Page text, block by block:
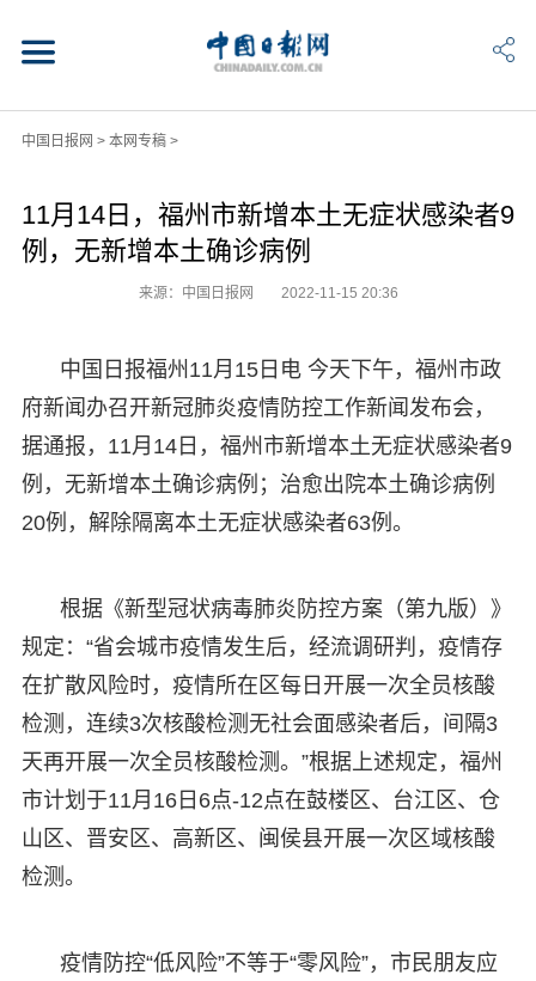
中国日报网 > 本网专稿>
11月14日，福州市新增本土无症状感染者9
例，无新增本土确诊病例
来源：中国日报网 2022-11-15 20:36
中国日报福州11月15日电 今天下午，福州市政
府新闻办召开新冠肺炎疫情防控工作新闻发布会，
据通报，11月14日，福州市新增本土无症状感染者9
例，无新增本土确诊病例；治愈出院本土确诊病例
20例，解除隔离本土无症状感染者63例。
根据《新型冠状病毒肺炎防控方案（第九版）》
规定：“省会城市疫情发生后，经流调研判，疫情存
在扩散风险时，疫情所在区每日开展一次全员核酸
检测，连续3次核酸检测无社会面感染者后，间隔3
天再开展一次全员核酸检测。”根据上述规定，福州
市计划于11月16日6点-12点在鼓楼区、台江区、仓
山区、晋安区、高新区、闽侯县开展一次区域核酸
检测。
疫情防控“低风险”不等于“零风险”，市民朋友应